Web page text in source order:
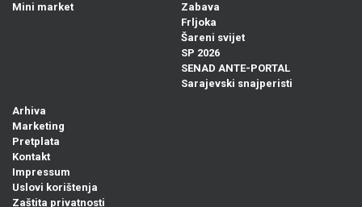
Mini market
Zabava
Frljoka
Šareni svijet
SP 2026
SENAD ANTE-PORTAL
Sarajevski snajperisti
Arhiva
Marketing
Pretplata
Kontakt
Impressum
Uslovi korištenja
Zaštita privatnosti